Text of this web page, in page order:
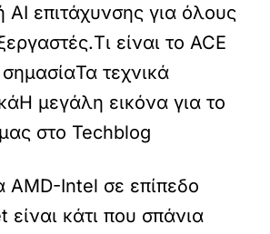
AI επιτάχυνσης για όλους
είναι το ACE
σημασίαΤα τεχνικά
Η μεγάλη εικόνα για το
στο Techblog
AMD-Intel σε επίπεδο
κάτι που σπάνια